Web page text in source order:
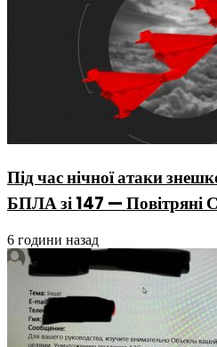
Під час нічної атаки
БПЛА зі 147 — Повітряні
6 години назад